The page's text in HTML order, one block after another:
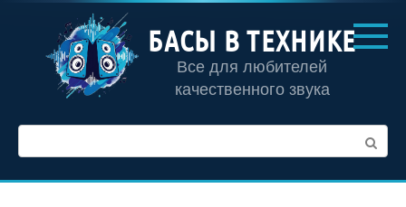
контенту
БАСЫ В ТЕХНИКЕ
Все для любителей
качественного звука